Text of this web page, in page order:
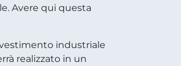
Avere qui questa
industriale
realizzato in un